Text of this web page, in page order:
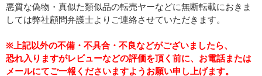
悪質な偽物・真似た類似品の転売ヤーなどに無断転載におきま
しては弊社顧問弁護士よりご連絡させていただきます。
※上記以外の不備・不具合・不良などがございましたら、
恐れ入りますがレビューなどの評価を頂く前に、お電話または
メールにてご一報くださいますようお願い申し上げます。